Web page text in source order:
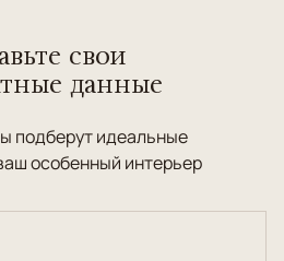
свои
данные
подберут идеальные
особенный интерьер